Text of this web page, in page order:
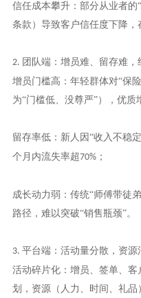
信任成本攀升：部分从业者的
条款）导致客户信任度下降，
2. 团队端：增员难、留存难，
增员门槛高：年轻群体对“保
为“门槛低、没尊严”），优质
留存率低：新人因“收入不稳
个月内流失率超70%；
成长动力弱：传统“师傅带徒
路径，难以突破“销售瓶颈”。
3. 平台端：活动量分散，资源
活动碎片化：增员、签单、
划，资源（人力、时间、礼品